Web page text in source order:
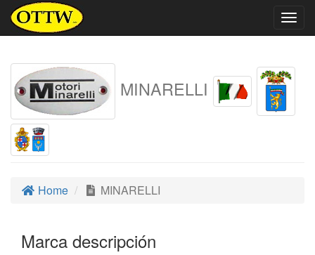
MINARELLI
Home MINARELLI
Marca descripción